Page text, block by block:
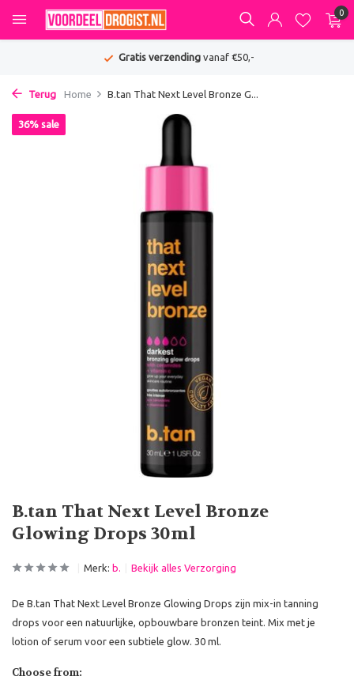
0
Gratis verzendingvanaf €50,-
Terug Home B.tan That Next Level Bronze G...
B.tan That Next Level Bronze
Glowing Drops 30ml
36% sale
Merk: b. Bekijk alles Verzorging
De B.tan That Next Level Bronze Glowing Drops zijn mix-in tanning
drops voor een natuurlijke, opbouwbare bronzen teint. Mix met je
lotion of serum voor een subtiele glow. 30 ml.
Choose from: